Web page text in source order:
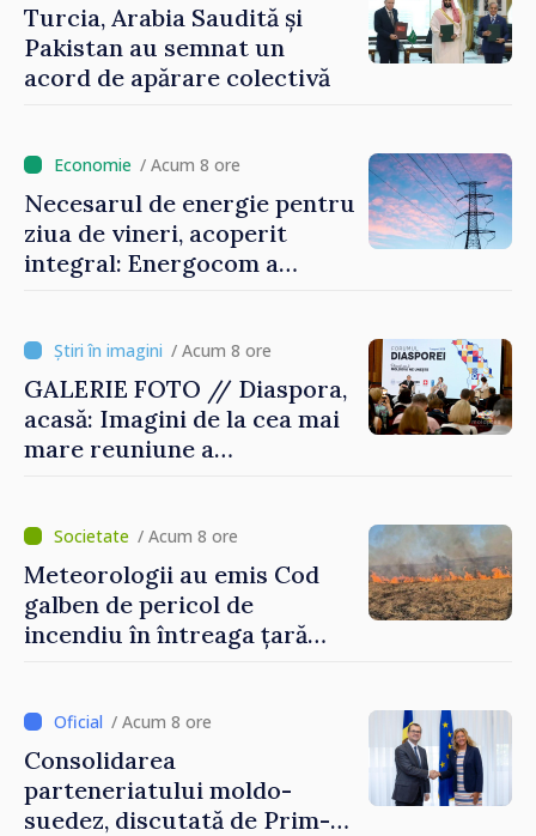
Turcia, Arabia Saudită și
Pakistan au semnat un
acord de apărare colectivă
/ Acum 8 ore
Necesarul de energie pentru
ziua de vineri, acoperit
integral: Energocom a
/ Acum 8 ore
GALERIE FOTO // Diaspora,
acasă: Imagini de la cea mai
mare reuniune a
/ Acum 8 ore
Meteorologii au emis Cod
galben de pericol de
incendiu în întreaga țară
/ Acum 8 ore
Consolidarea
parteneriatului moldo-
suedez, discutată de Prim-